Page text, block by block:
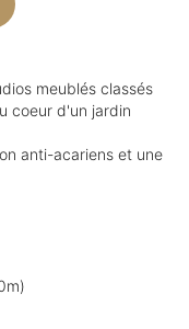
meublés classés
coeur d'un jardin
anti-acariens et une